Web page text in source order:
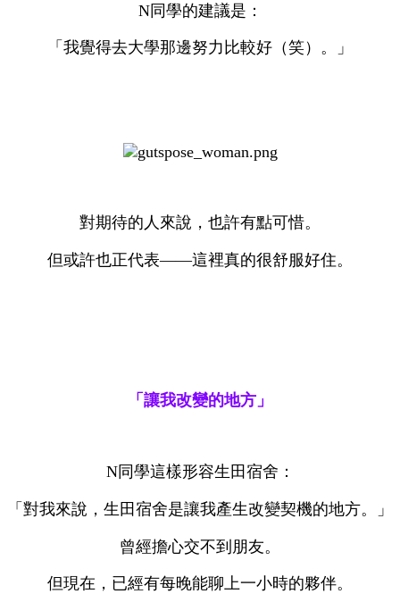
N同學的建議是：
「我覺得去大學那邊努力比較好（笑）。」
對期待的人來說，也許有點可惜。
但或許也正代表——這裡真的很舒服好住。
「讓我改變的地方」
N同學這樣形容生田宿舍：
「對我來說，生田宿舍是讓我產生改變契機的地方。」
曾經擔心交不到朋友。
但現在，已經有每晚能聊上一小時的夥伴。